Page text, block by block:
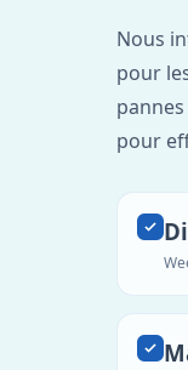
Nous
pour
pour